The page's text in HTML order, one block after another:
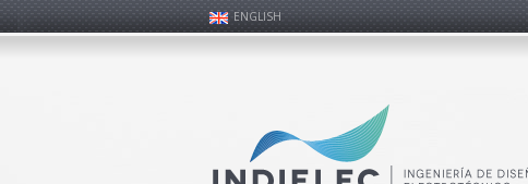
ENGLISH